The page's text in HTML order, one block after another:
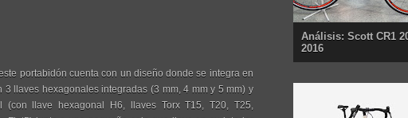
portabidón cuenta con un diseño donde se integra en
llaves hexagonales integradas (3 mm, 4 mm y 5 mm) y
llave hexagonal H6, llaves Torx T15, T20, T25,
Análisis: Scott CR1
2016